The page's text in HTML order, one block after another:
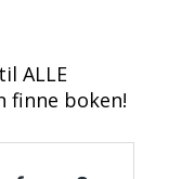
ALLE
finne boken!